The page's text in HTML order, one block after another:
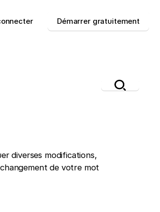
Démarrer gratuitement
diverses modifications,
de votre mot